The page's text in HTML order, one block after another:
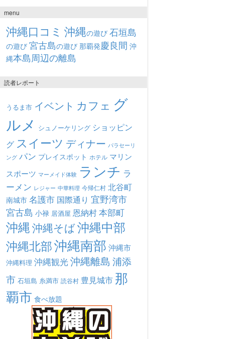
menu
沖縄口コミ 沖縄の遊び 石垣島
の遊び 宮古島の遊び 那覇発慶良間 沖
縄本島周辺の離島
読者レポート
うるま市 イベント カフェ グ
ルメ シュノーケリング ショッピン
グ スイーツ ディナー パラセーリ
ング パン プレイスポット ホテル マリン
スポーツ マーメイド体験 ランチ ラ
ーメン レジャー 中華料理 今帰仁村 北谷町
南城市名護市 国際通り 宜野湾市
宮古島 小禄 居酒屋 恩納村本部町
沖縄沖縄そば沖縄中部
沖縄北部沖縄南部 沖縄市
沖縄料理 沖縄観光沖縄離島 浦添
市 石垣島 糸満市 読谷村 豊見城市 那
覇市 食べ放題